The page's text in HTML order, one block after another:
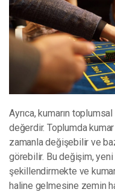
Ayrıca, kumarın
değerdir. Toplumda kumar
zamanla değişebilir ve
görebilir. Bu değişim, yeni
şekillendirmekte ve
haline gelmesine zemin